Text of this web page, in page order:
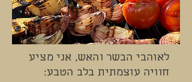
לאוהבי הבשר והאש, אני מציע
חוויה עוצמתית בלב הטבע: